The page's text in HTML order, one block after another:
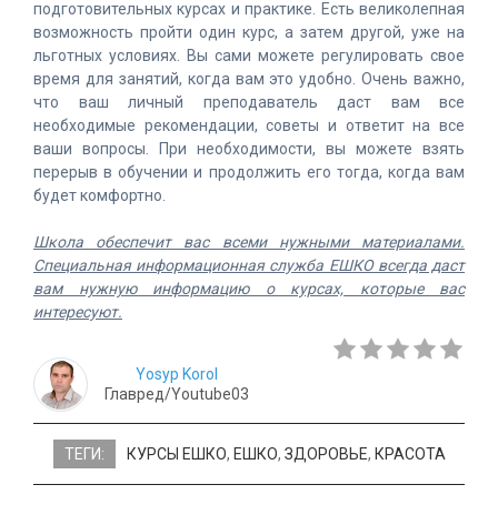
подготовительных курсах и практике. Есть великолепная
возможность пройти один курс, а затем другой, уже на
льготных условиях. Вы сами можете регулировать свое
время для занятий, когда вам это удобно. Очень важно,
что ваш личный преподаватель даст вам все
необходимые рекомендации, советы и ответит на все
ваши вопросы. При необходимости, вы можете взять
перерыв в обучении и продолжить его тогда, когда вам
будет комфортно.
Школа обеспечит вас всеми нужными материалами.
Специальная информационная служба ЕШКО всегда даст
вам нужную информацию о курсах, которые вас
интересуют.
Yosyp Korol
Главред/Youtube03
ТЕГИ: КУРСЫ ЕШКО, ЕШКО, ЗДОРОВЬЕ, КРАСОТА